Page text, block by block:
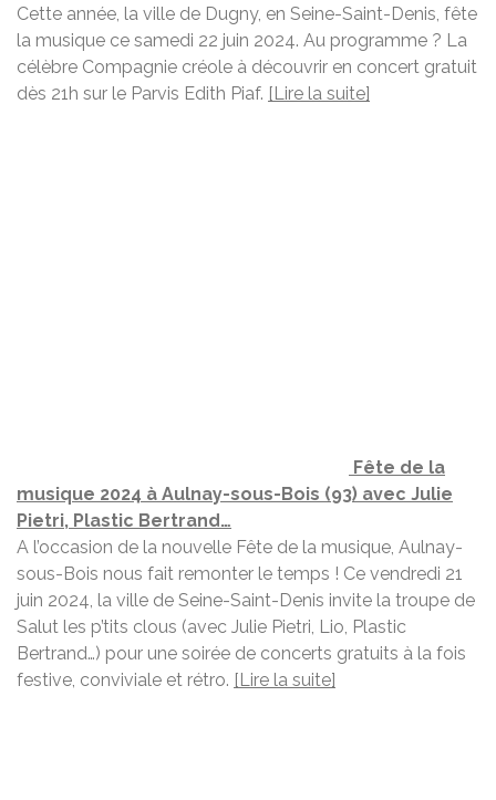
Cette année, la ville de Dugny, en Seine-Saint-Denis, fête
la musique ce samedi 22 juin 2024. Au programme ? La
célèbre Compagnie créole à découvrir en concert gratuit
dès 21h sur le Parvis Edith Piaf. [Lire la suite]
Fête de la
musique 2024 à Aulnay-sous-Bois (93) avec Julie
Pietri, Plastic Bertrand…
A l’occasion de la nouvelle Fête de la musique, Aulnay-
sous-Bois nous fait remonter le temps ! Ce vendredi 21
juin 2024, la ville de Seine-Saint-Denis invite la troupe de
Salut les p’tits clous (avec Julie Pietri, Lio, Plastic
Bertrand…) pour une soirée de concerts gratuits à la fois
festive, conviviale et rétro. [Lire la suite]